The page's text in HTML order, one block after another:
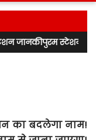
स्टेशन के नाम से जाना
का बदलेगा नाम!